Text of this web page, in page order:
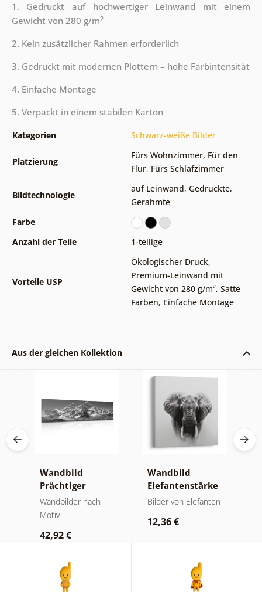
1. Gedruckt auf hochwertiger Leinwand mit einem
Gewicht von 280 g/m2
2. Kein zusätzlicher Rahmen erforderlich
3. Gedruckt mit modernen Plottern – hohe Farbintensität
4. Einfache Montage
5. Verpackt in einem stabilen Karton
Kategorien Schwarz-weiße Bilder
Platzierung
Fürs Wohnzimmer, Für den
Flur, Fürs Schlafzimmer
Bildtechnologie
auf Leinwand, Gedruckte,
Gerahmte
Farbe
Anzahl der Teile
1-teilige
Vorteile USP
Ökologischer Druck,
Premium-Leinwand mit
Gewicht von 280 g/m², Satte
Farben, Einfache Montage
Aus der gleichen Kollektion
Wandbild
Prächtiger
Berggipfel in
Schwarz-Weiß
Wandbilder nach
Motiv
42,92 €
Wandbild
Elefantenstärke
und Ruhe
Bilder von Elefanten
12,36 €